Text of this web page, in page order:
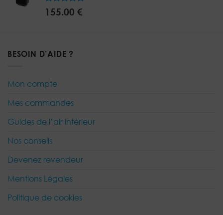
Note 5.00
sur 5
155.00 €
BESOIN D’AIDE ?
Mon compte
Mes commandes
Guides de l’air intérieur
Nos conseils
Devenez revendeur
Mentions Légales
Politique de cookies